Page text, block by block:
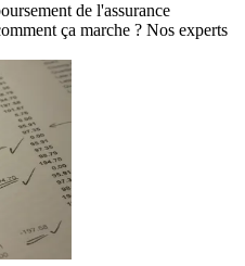
de l'assurance
ça marche ? Nos experts